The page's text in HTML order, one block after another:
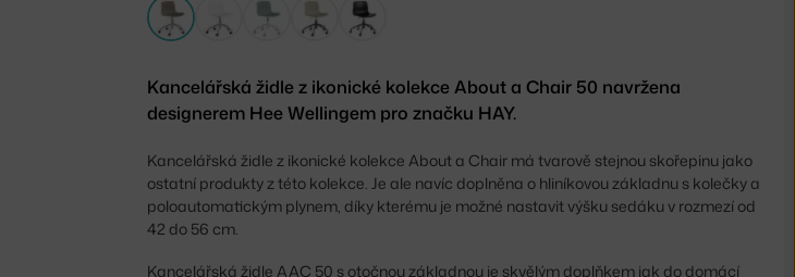
Kancelářská židle z ikonické kolekce About a Chair 50 navržena
designerem Hee Wellingem pro značku HAY.
Kancelářská židle z ikonické kolekce About a Chair má tvarově stejnou skořepinu jako
ostatní produkty z této kolekce. Je ale navíc doplněna o hliníkovou základnu s kolečky a
poloautomatickým plynem, díky kterému je možné nastavit výšku sedáku v rozmezí od
42 do 56 cm.
Kancelářská židle AAC 50 s otočnou základnou je skvělým doplňkem jak do domácí